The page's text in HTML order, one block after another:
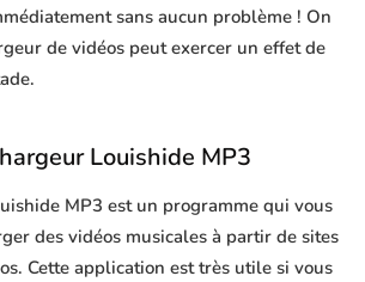
sans aucun problème ! On
de vidéos peut exercer un effet de
Louishide MP3
MP3 est un programme qui vous
des vidéos musicales à partir de sites
Cette application est très utile si vous